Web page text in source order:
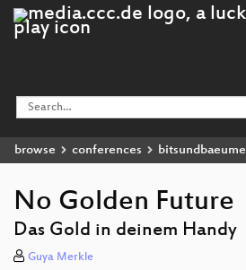
browse conferences bitsundbaeume
No Golden Future
Das Gold in deinem Handy
Guya Merkle